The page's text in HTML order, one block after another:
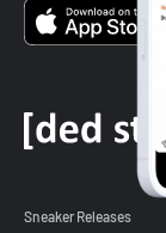
Sneaker Releases